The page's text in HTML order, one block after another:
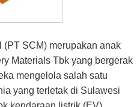
SCM) merupakan anak
Materials Tbk yang bergerak
mengelola salah satu
yang terletak di Sulawesi